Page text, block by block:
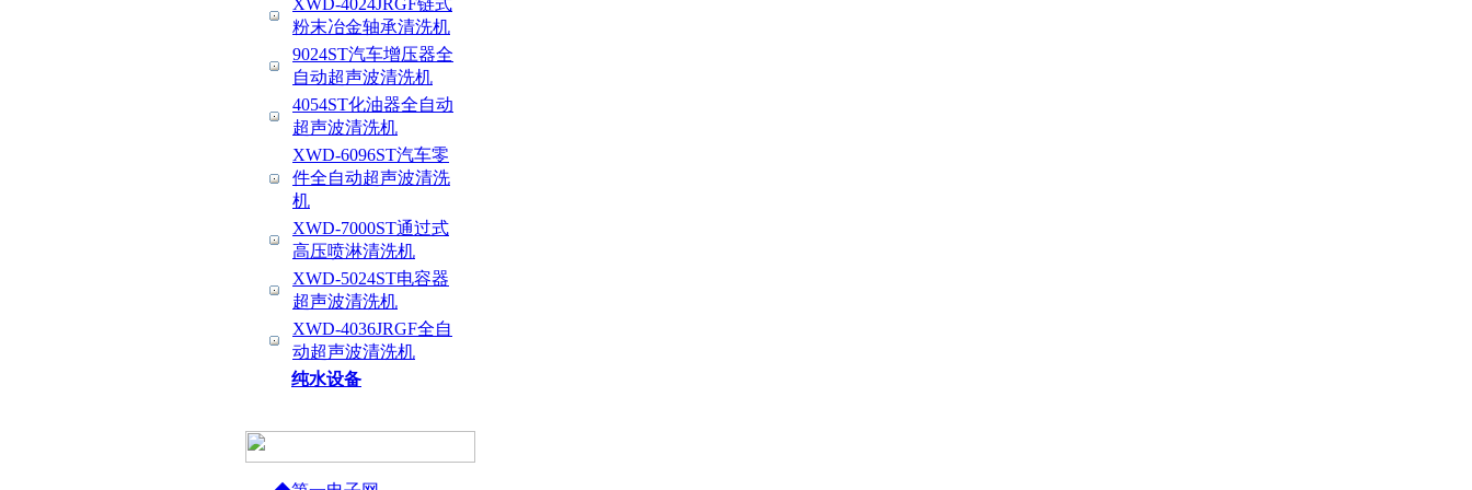
XWD-4024JRGF链式
粉末冶金轴承清洗机
9024ST汽车增压器全
自动超声波清洗机
4054ST化油器全自动
超声波清洗机
XWD-6096ST汽车零
件全自动超声波清洗
机
XWD-7000ST通过式
高压喷淋清洗机
XWD-5024ST电容器
超声波清洗机
XWD-4036JRGF全自
动超声波清洗机
纯水设备